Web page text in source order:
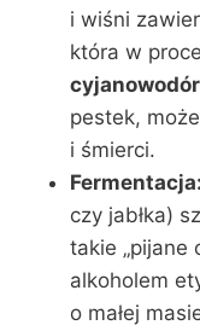
i wiśni
która w
cyjanowodór
pestek,
i śmierci.
Fermentacja:
czy jabłka)
takie „pijane
alkoholem
o małej